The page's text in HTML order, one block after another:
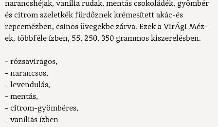
narancshéjak, vanília rudak, mentás csokoládék, gyömbér
és citrom szeletkék fürdőznek krémesített akác-és
repcemézben, csinos üvegekbe zárva. Ezek a VirÁgi Méz-
ek, többféle ízben, 55, 250, 350 grammos kiszerelésben.
- rózsavirágos,
- narancsos,
- levendulás,
- mentás,
- citrom-gyömbéres,
- vaníliás ízben